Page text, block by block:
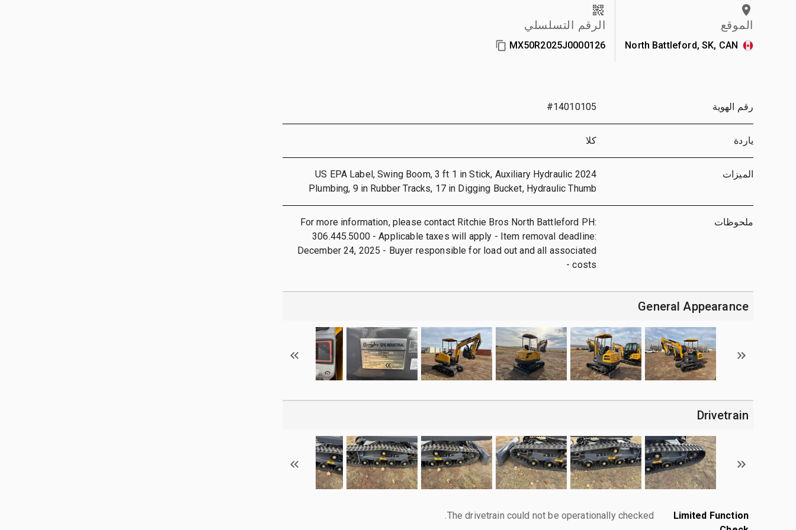
الموقع
North Battleford, SK, CAN
الرقم التسلسلي
MX50R2025J0000126
رقم الهوية #14010105
ياردة كلا
الميزات
2024 US EPA Label, Swing Boom, 3 ft 1 in Stick, Auxiliary Hydraulic
Plumbing, 9 in Rubber Tracks, 17 in Digging Bucket, Hydraulic Thumb
ملحوظات
For more information, please contact Ritchie Bros North Battleford PH:
306.445.5000 - Applicable taxes will apply - Item removal deadline:
December 24, 2025 - Buyer responsible for load out and all associated
costs -
General Appearance
Drivetrain
Limited Function
The drivetrain could not be operationally checked.